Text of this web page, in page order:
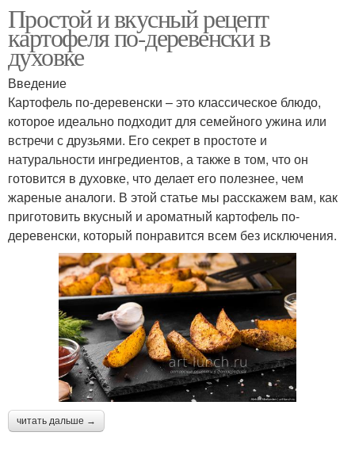
Простой и вкусный рецепт
картофеля по-деревенски в
духовке
Введение
Картофель по-деревенски – это классическое блюдо,
которое идеально подходит для семейного ужина или
встречи с друзьями. Его секрет в простоте и
натуральности ингредиентов, а также в том, что он
готовится в духовке, что делает его полезнее, чем
жареные аналоги. В этой статье мы расскажем вам, как
приготовить вкусный и ароматный картофель по-
деревенски, который понравится всем без исключения.
читать дальше →